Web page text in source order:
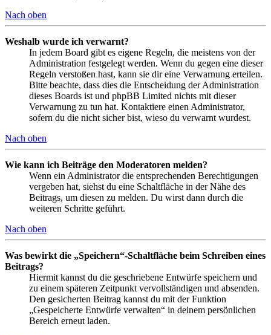
Nach oben
Weshalb wurde ich verwarnt?
In jedem Board gibt es eigene Regeln, die meistens von der
Administration festgelegt werden. Wenn du gegen eine dieser
Regeln verstoßen hast, kann sie dir eine Verwarnung erteilen.
Bitte beachte, dass dies die Entscheidung der Administration
dieses Boards ist und phpBB Limited nichts mit dieser
Verwarnung zu tun hat. Kontaktiere einen Administrator,
sofern du die nicht sicher bist, wieso du verwarnt wurdest.
Nach oben
Wie kann ich Beiträge den Moderatoren melden?
Wenn ein Administrator die entsprechenden Berechtigungen
vergeben hat, siehst du eine Schaltfläche in der Nähe des
Beitrags, um diesen zu melden. Du wirst dann durch die
weiteren Schritte geführt.
Nach oben
Was bewirkt die „Speichern“-Schaltfläche beim Schreiben eines
Beitrags?
Hiermit kannst du die geschriebene Entwürfe speichern und
zu einem späteren Zeitpunkt vervollständigen und absenden.
Den gesicherten Beitrag kannst du mit der Funktion
„Gespeicherte Entwürfe verwalten“ in deinem persönlichen
Bereich erneut laden.